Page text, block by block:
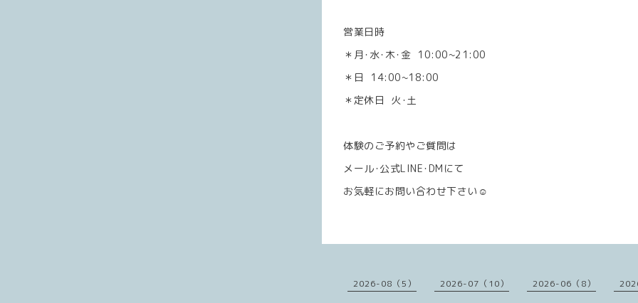
営業日時
＊月･水･木･金 10:00~21:00
＊日 14:00~18:00
＊定休日 火･土
体験のご予約やご質問は
メール･公式LINE･DMにて
お気軽にお問い合わせ下さい☺️
2026-08（5） 2026-07（10） 2026-06（8）